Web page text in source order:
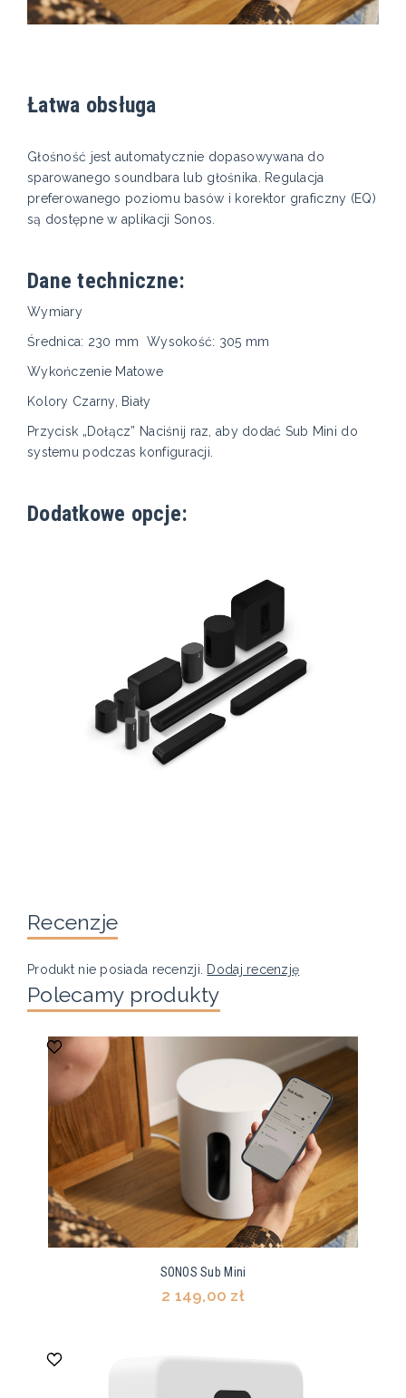
Łatwa obsługa
Głośność jest automatycznie dopasowywana do
sparowanego soundbara lub głośnika. Regulacja
preferowanego poziomu basów i korektor graficzny (EQ)
są dostępne w aplikacji Sonos.
Dane techniczne:
Wymiary
Średnica: 230 mm Wysokość: 305 mm
Wykończenie Matowe
Kolory Czarny, Biały
Przycisk „Dołącz” Naciśnij raz, aby dodać Sub Mini do
systemu podczas konfiguracji.
Dodatkowe opcje:
Recenzje
Produkt nie posiada recenzji. Dodaj recenzję
Polecamy produkty
SONOS Sub Mini
2 149,00 zł